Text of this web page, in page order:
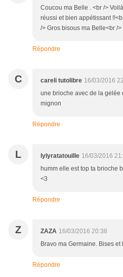
Coucou ma Belle . <br />
réussi et bien appétissant
/> Gros bisous ma Belle<br /
Répondre
C careli tutolibre 16/03/2016
une brioche avec de la gelée
mignon
Répondre
L lylyratatouille 16/03/2016
humm elle est top ta brioche
<3
Répondre
Z ZAZA 16/03/2016 20:38
Bravo ma Germaine. Bises
Répondre